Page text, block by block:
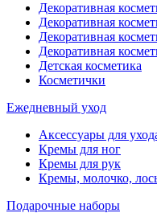
Декоративная
Декоративная
Декоративная
Декоративная
Детская косметика
Косметички
Ежедневный уход
Аксессуары для
Кремы для ног
Кремы для рук
Кремы, молочко,
Подарочные наборы